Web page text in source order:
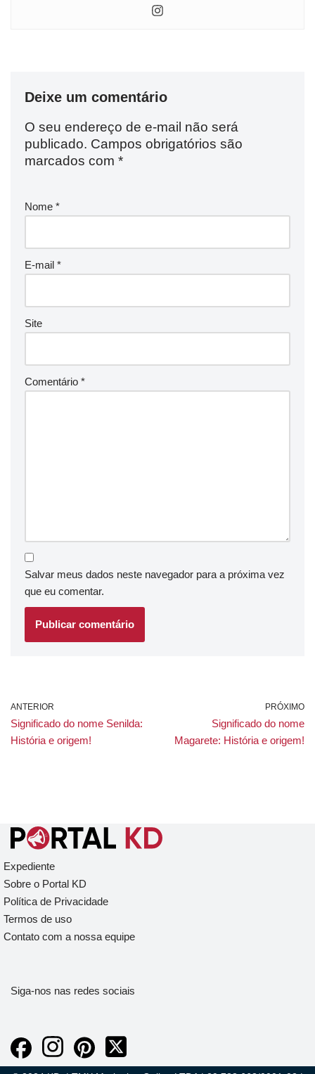
Deixe um comentário
O seu endereço de e-mail não será
publicado. Campos obrigatórios são
marcados com *
Nome *
E-mail *
Site
Comentário *
Salvar meus dados neste navegador para a próxima vez
que eu comentar.
ANTERIOR
Significado do nome Senilda:
História e origem!
PRÓXIMO
Significado do nome
Magarete: História e origem!
Expediente
Sobre o Portal KD
Política de Privacidade
Termos de uso
Contato com a nossa equipe
Siga-nos nas redes sociais